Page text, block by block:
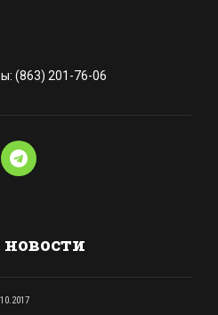
(863) 201-76-06